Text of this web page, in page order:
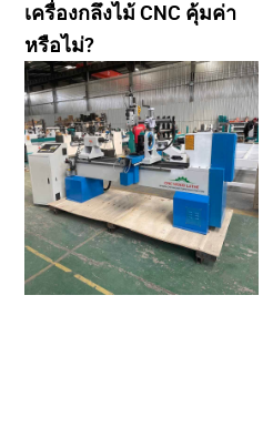
เครื่องกลึงไม้ CNC คุ้มค่า
หรือไม่?